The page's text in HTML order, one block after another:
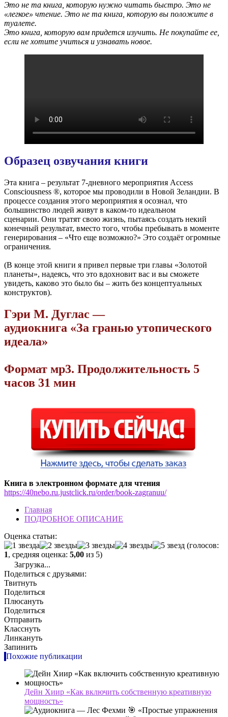
Это не та книга, которую нужно читать быстро. Это не
«легкое» чтение. Это не та книга, которую вы положите в
туалете.
​​​​Это книга, которую вам придется изучить. Не покупайте ее,
если не хотите учиться и узнавать новое.
Образец озвучания книги
Эта книга – результат 7-дневного мероприятия Access
Consciousness ®, которое мы проводили в Новой Зеландии. В
процессе создания этого мероприятия я осознал, что
большинство людей живут в каком-то идеальном
сценарии. Они тратят свою жизнь, пытаясь создать некий
конечный результат, вместо того, чтобы пребывать в моменте
генерирования – «Что еще возможно?» Это создаёт огромные
ограничения.
(В конце этой книги я привел первые три главы «Золотой
планеты», надеясь, что это вдохновит вас и вы сможете
увидеть, каково это было бы – жить без концептуальных
конструктов).
Гэри М. Дуглас —
аудиокнига «За гранью утопического
идеала»
Формат мр3. Продолжительность 5
часов 31 мин
Книга в электронном формате для чтения
https://40nebo.ru.justclick.ru/order/book-zagranuu/
Главная
ПОДРОБНОЕ ОПИСАНИЕ
Оценка статьи:
(голосов:
1, средняя оценка: 5,00 из 5)
Загрузка...
Поделиться с друзьями:
Твитнуть
Поделиться
Плюсануть
Поделиться
Отправить
Класснуть
Линкануть
Запинить
Похожие публикации
Дейн Хиир «Как включить собственную креативную
мощность»